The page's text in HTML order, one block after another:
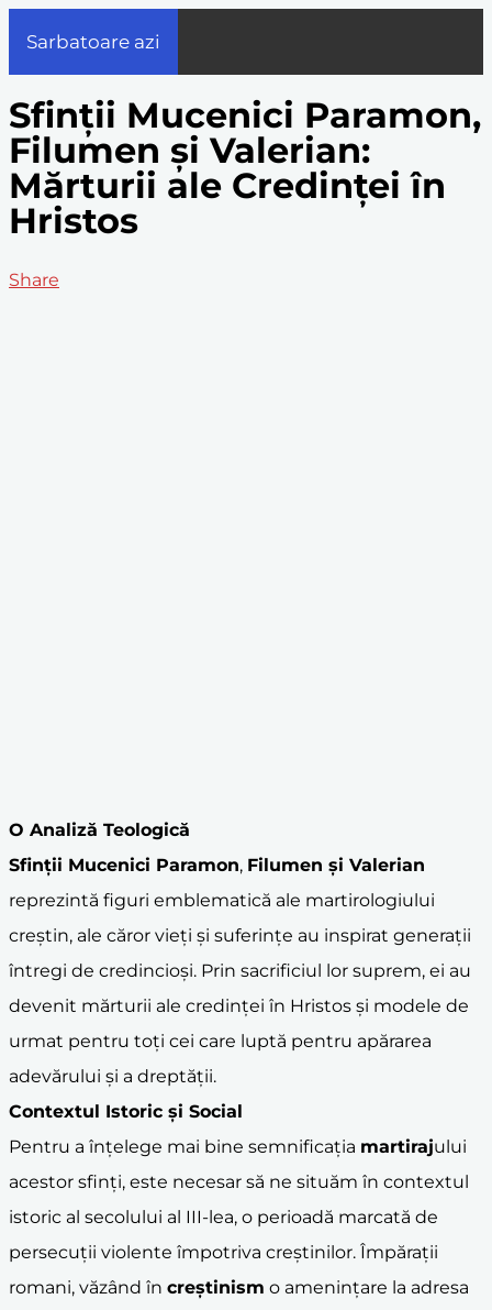
Sarbatoare azi
Sfinții Mucenici Paramon,
Filumen și Valerian:
Mărturii ale Credinței în
Hristos
Share
O Analiză Teologică
Sfinții Mucenici Paramon, Filumen și Valerian
reprezintă figuri emblematică ale martirologiului
creștin, ale căror vieți și suferințe au inspirat generații
întregi de credincioși. Prin sacrificiul lor suprem, ei au
devenit mărturii ale credinței în Hristos și modele de
urmat pentru toți cei care luptă pentru apărarea
adevărului și a dreptății.
Contextul Istoric și Social
Pentru a înțelege mai bine semnificația martirajului
acestor sfinți, este necesar să ne situăm în contextul
istoric al secolului al III-lea, o perioadă marcată de
persecuții violente împotriva creștinilor. Împărații
romani, văzând în creștinism o amenințare la adresa